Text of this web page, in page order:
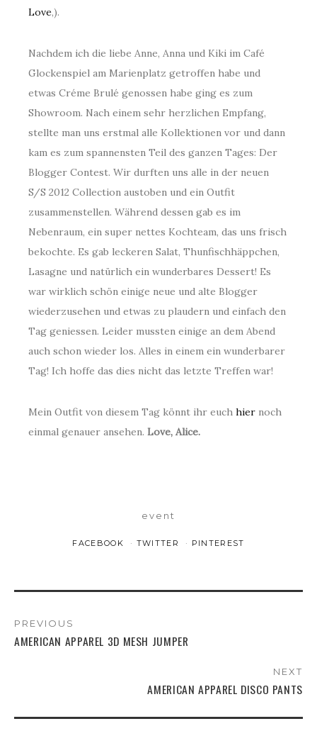
Love‚).
Nachdem ich die liebe Anne, Anna und Kiki im Café
Glockenspiel am Marienplatz getroffen habe und
etwas Créme Brulé genossen habe ging es zum
Showroom. Nach einem sehr herzlichen Empfang,
stellte man uns erstmal alle Kollektionen vor und dann
kam es zum spannensten Teil des ganzen Tages: Der
Blogger Contest. Wir durften uns alle in der neuen
S/S 2012 Collection austoben und ein Outfit
zusammenstellen. Während dessen gab es im
Nebenraum, ein super nettes Kochteam, das uns frisch
bekochte. Es gab leckeren Salat, Thunfischhäppchen,
Lasagne und natürlich ein wunderbares Dessert! Es
war wirklich schön einige neue und alte Blogger
wiederzusehen und etwas zu plaudern und einfach den
Tag geniessen. Leider mussten einige an dem Abend
auch schon wieder los. Alles in einem ein wunderbarer
Tag! Ich hoffe das dies nicht das letzte Treffen war!
Mein Outfit von diesem Tag könnt ihr euch hier noch
einmal genauer ansehen. Love, Alice.
event
FACEBOOK TWITTER PINTEREST
PREVIOUS
AMERICAN APPAREL 3D MESH JUMPER
NEXT
AMERICAN APPAREL DISCO PANTS